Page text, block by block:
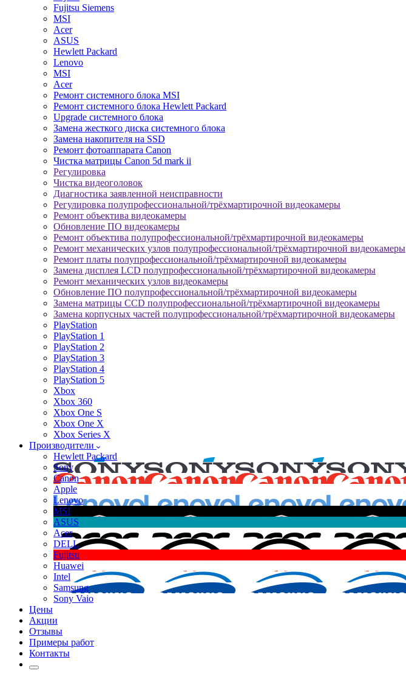
Fujitsu Siemens
MSI
Acer
ASUS
Hewlett Packard
Lenovo
MSI
Acer
Ремонт системного блока MSI
Ремонт системного блока Hewlett Packard
Upgrade системного блока
Замена жесткого диска системного блока
Замена накопителя на SSD
Ремонт фотоаппарата Canon
Чистка матрицы Canon 5d mark ii
Регулировка
Чистка видеоголовок
Диагностика заявленной неисправности
Регулировка полупрофессиональной/трёхмартирочной видеокамеры
Ремонт объектива видеокамеры
Обновление ПО видеокамеры
Ремонт объектива полупрофессиональной/трёхмартирочной видеокамеры
Ремонт механических узлов полупрофессиональной/трёхмартирочной видеокамеры
Ремонт платы полупрофессиональной/трёхмартирочной видеокамеры
Замена дисплея LCD полупрофессиональной/трёхмартирочной видеокамеры
Ремонт механических узлов видеокамеры
Обновление ПО полупрофессиональной/трёхмартирочной видеокамеры
Замена матрицы CCD полупрофессиональной/трёхмартирочной видеокамеры
Замена корпусных частей полупрофессиональной/трёхмартирочной видеокамеры
PlayStation
PlayStation 1
PlayStation 2
PlayStation 3
PlayStation 4
PlayStation 5
Xbox
Xbox 360
Xbox One S
Xbox One X
Xbox Series X
Производители
Hewlett Packard
Sony
Canon
Apple
Lenovo
MSI
ASUS
Acer
DELL
Fujitsu
Huawei
Intel
Samsung
Sony Vaio
Цены
Акции
Отзывы
Примеры работ
Контакты